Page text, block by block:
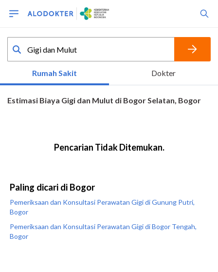
Paling dicari di Bogor
Pemeriksaan dan Konsultasi Perawatan Gigi di Gunung Putri,
Bogor
Pemeriksaan dan Konsultasi Perawatan Gigi di Bogor Tengah,
Bogor